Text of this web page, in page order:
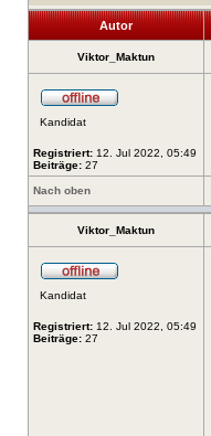
Autor
Viktor_Maktun
Kandidat
Registriert: 12. Jul 2022, 05:49
Beiträge: 27
Nach oben
Viktor_Maktun
Kandidat
Registriert: 12. Jul 2022, 05:49
Beiträge: 27